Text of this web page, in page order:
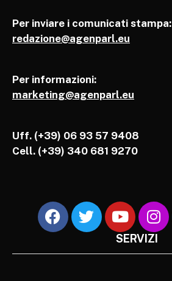
Per inviare i comunicati stampa:
redazione@agenparl.eu
Per informazioni:
marketing@agenparl.eu
Uff. (+39) 06 93 57 9408
Cell. (+39) 340 681 9270
SERVIZI